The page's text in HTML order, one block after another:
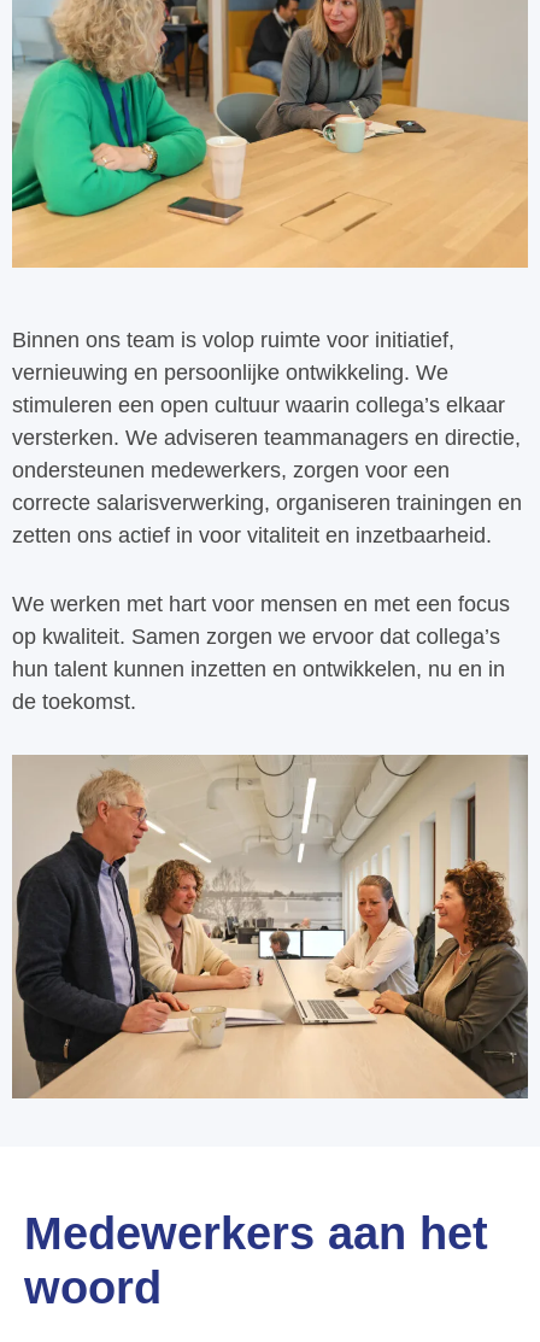
Binnen ons team is volop ruimte voor initiatief,
vernieuwing en persoonlijke ontwikkeling. We
stimuleren een open cultuur waarin collega’s elkaar
versterken. We adviseren teammanagers en directie,
ondersteunen medewerkers, zorgen voor een
correcte salarisverwerking, organiseren trainingen en
zetten ons actief in voor vitaliteit en inzetbaarheid.
We werken met hart voor mensen en met een focus
op kwaliteit. Samen zorgen we ervoor dat collega’s
hun talent kunnen inzetten en ontwikkelen, nu en in
de toekomst.
Medewerkers aan het
woord